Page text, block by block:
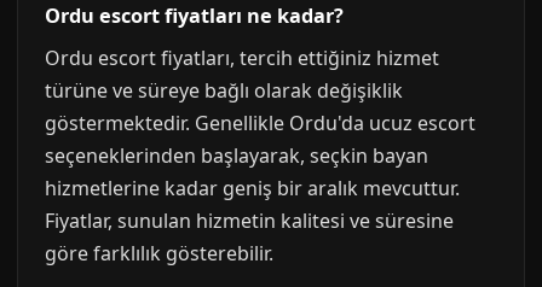
Ordu escort fiyatları ne kadar?
Ordu escort fiyatları, tercih ettiğiniz hizmet
türüne ve süreye bağlı olarak değişiklik
göstermektedir. Genellikle Ordu'da ucuz escort
seçeneklerinden başlayarak, seçkin bayan
hizmetlerine kadar geniş bir aralık mevcuttur.
Fiyatlar, sunulan hizmetin kalitesi ve süresine
göre farklılık gösterebilir.